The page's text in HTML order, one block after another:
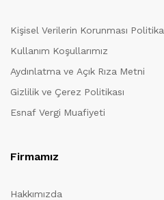
Kişisel Verilerin Korunması
Kullanım Koşullarımız
Aydınlatma ve Açık Rıza Metni
Gizlilik ve Çerez Politikası
Esnaf Vergi Muafiyeti
Firmamız
Hakkımızda